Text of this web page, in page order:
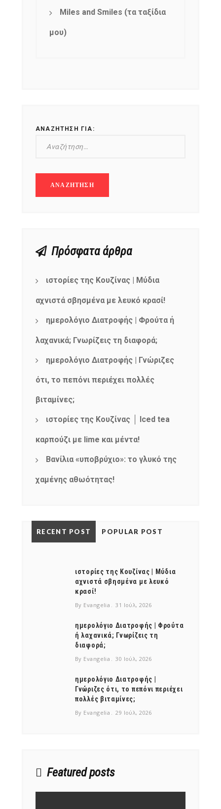
Miles and Smiles (τα ταξίδια
μου)
ΑΝΑΖΉΤΗΣΗ ΓΙΑ:
Πρόσφατα άρθρα
ιστορίες της Κουζίνας | Μύδια
αχνιστά σβησμένα με λευκό κρασί!
ημερολόγιο Διατροφής | Φρούτα ή
λαχανικά; Γνωρίζεις τη διαφορά;
ημερολόγιο Διατροφής | Γνώριζες
ότι, το πεπόνι περιέχει πολλές
βιταμίνες;
ιστορίες της Κουζίνας │ Iced tea
καρπούζι με lime και μέντα!
Βανίλια «υποβρύχιο»: το γλυκό της
χαμένης αθωότητας!
RECENT POST POPULAR POST
ιστορίες της Κουζίνας | Μύδια
αχνιστά σβησμένα με λευκό
κρασί!
By Evangelia 31 Ιούλ, 2026
ημερολόγιο Διατροφής | Φρούτα
ή λαχανικά; Γνωρίζεις τη
διαφορά;
By Evangelia 30 Ιούλ, 2026
ημερολόγιο Διατροφής |
Γνώριζες ότι, το πεπόνι περιέχει
πολλές βιταμίνες;
By Evangelia 29 Ιούλ, 2026
Featured posts
Get ti
mel
y updates
fro
m
your favorite
products